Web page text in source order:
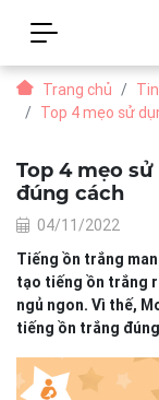
Trang chủ
Top 4 mẹo sử
Top 4 mẹo
đúng cách
04/11/2022
Tiếng ồn trắng
tạo tiếng ồn trắng
ngủ ngon. Vì thế,
tiếng ồn trắng